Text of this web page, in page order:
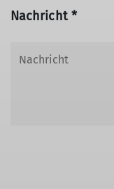
Nachricht *